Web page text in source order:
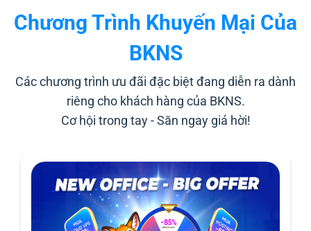
Chương Trình Khuyến Mại Của
BKNS
Các chương trình ưu đãi đặc biệt đang diễn ra dành
riêng cho khách hàng của BKNS.
Cơ hội trong tay - Săn ngay giá hời!